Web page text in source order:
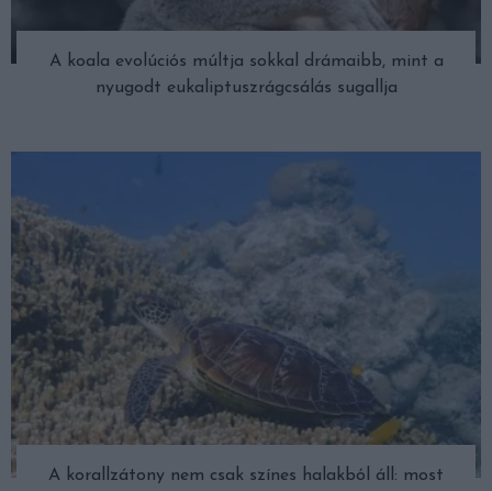
A koala evolúciós múltja sokkal drámaibb, mint a
nyugodt eukaliptuszrágcsálás sugallja
A korallzátony nem csak színes halakból áll: most